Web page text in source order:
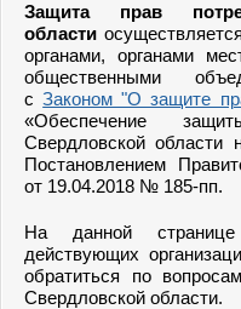
Защита прав
области
органами, органами
общественными
сЗаконом "О защите
«Обеспечение
Свердловской области
Постановлением
от 19.04.2018 № 185-пп.
На данной
действующих
обратиться по
Свердловской области.